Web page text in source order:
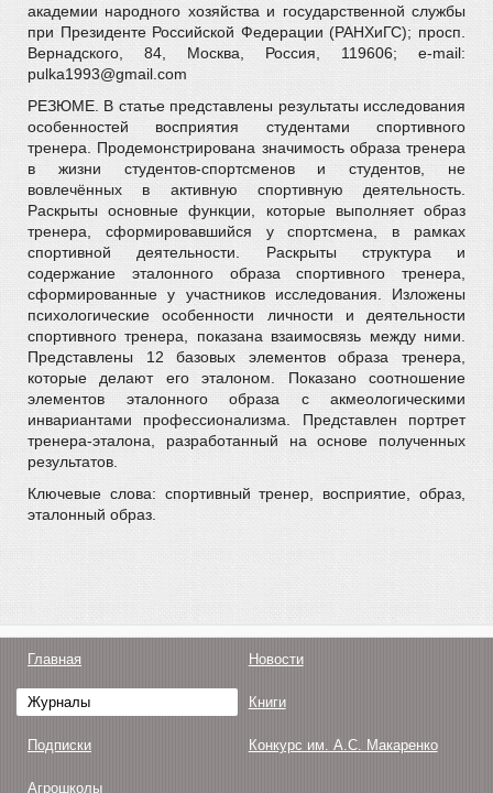
академии народного хозяйства и государственной службы
при Президенте Российской Федерации (РАНХиГС); просп.
Вернадского, 84, Москва, Россия, 119606; e-mail:
pulka1993@gmail.com
РЕЗЮМЕ. В статье представлены результаты исследования
особенностей восприятия студентами спортивного
тренера. Продемонстрирована значимость образа тренера
в жизни студентов-спортсменов и студентов, не
вовлечённых в активную спортивную деятельность.
Раскрыты основные функции, которые выполняет образ
тренера, сформировавшийся у спортсмена, в рамках
спортивной деятельности. Раскрыты структура и
содержание эталонного образа спортивного тренера,
сформированные у участников исследования. Изложены
психологические особенности личности и деятельности
спортивного тренера, показана взаимосвязь между ними.
Представлены 12 базовых элементов образа тренера,
которые делают его эталоном. Показано соотношение
элементов эталонного образа с акмеологическими
инвариантами профессионализма. Представлен портрет
тренера-эталона, разработанный на основе полученных
результатов.
Ключевые слова: спортивный тренер, восприятие, образ,
эталонный образ.
Главная Новости
Журналы Книги
Подписки Конкурс им. А.С. Макаренко
Агрошколы